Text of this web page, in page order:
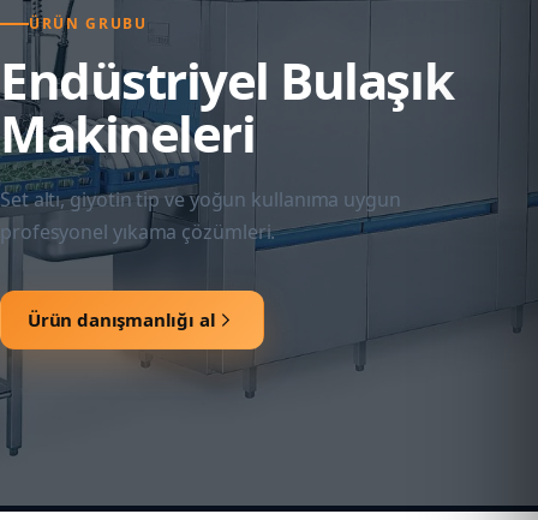
ÜRÜN GRUBU
Endüstriyel Bulaşık
Makineleri
Set altı, giyotin tip ve yoğun kullanıma uygun
profesyonel yıkama çözümleri.
Ürün danışmanlığı al